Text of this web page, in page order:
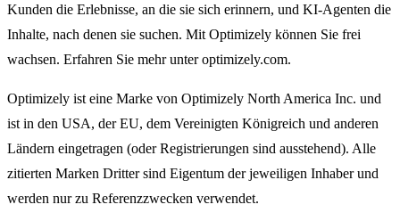
Kunden die Erlebnisse, an die sie sich erinnern, und KI-Agenten die
Inhalte, nach denen sie suchen. Mit Optimizely können Sie frei
wachsen. Erfahren Sie mehr unter optimizely.com.
Optimizely ist eine Marke von Optimizely North America Inc. und
ist in den USA, der EU, dem Vereinigten Königreich und anderen
Ländern eingetragen (oder Registrierungen sind ausstehend). Alle
zitierten Marken Dritter sind Eigentum der jeweiligen Inhaber und
werden nur zu Referenzzwecken verwendet.